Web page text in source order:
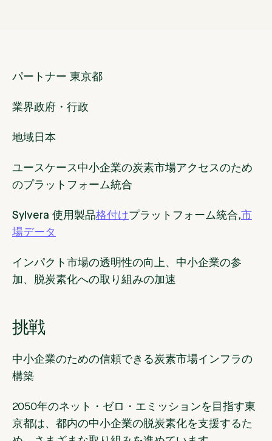
パートナー 東京都
業界政府・行政
地域 日本
ユースケース中小企業の炭素市場アクセスのため
のプラットフォーム統合
Sylvera 使用製品格付けプラットフォーム統合,市
場データ
インパクト 市場の透明性の向上、中小企業の参
加、脱炭素化への取り組みの加速
挑戦
中小企業のための信頼できる炭素市場インフラの
構築
2050年のネット・ゼロ・エミッションを目指す東
京都は、都内の中小企業の脱炭素化を支援するた